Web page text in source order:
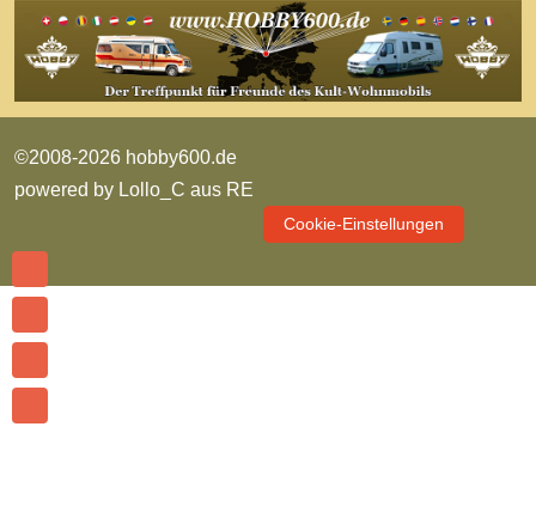
©2008-2026 hobby600.de
powered by Lollo_C aus RE
Cookie-Einstellungen